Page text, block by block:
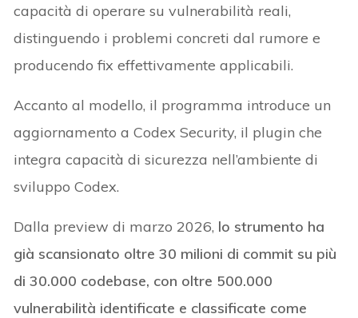
capacità di operare su vulnerabilità reali,
distinguendo i problemi concreti dal rumore e
producendo fix effettivamente applicabili.
Accanto al modello, il programma introduce un
aggiornamento a Codex Security, il plugin che
integra capacità di sicurezza nell’ambiente di
sviluppo Codex.
Dalla preview di marzo 2026, lo strumento ha
già scansionato oltre 30 milioni di commit su più
di 30.000 codebase, con oltre 500.000
vulnerabilità identificate e classificate come